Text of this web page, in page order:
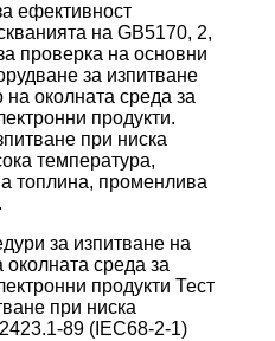
ефективност
на GB5170, 2,
проверка на основни
за изпитване
на околната среда за
продукти.
при ниска
температура,
топлина, променлива
за изпитване на
околната среда за
продукти Тест
при ниска
89 (IEC68-2-1)